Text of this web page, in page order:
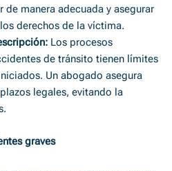
de manera adecuada y asegurar
derechos de la víctima.
Los procesos
de tránsito tienen límites
Un abogado asegura
legales, evitando la
graves